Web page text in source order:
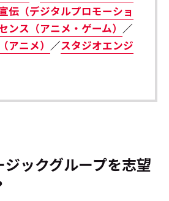
伝（デジタルプロモーショ
ンス（アニメ・ゲーム） ／
アニメ） ／スタジオエンジ
ックグループを志望